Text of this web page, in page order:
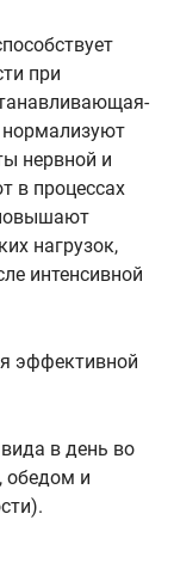
при
нормализуют
нервной и
в процессах
нагрузок,
интенсивной
эффективной
в день во
обедом и